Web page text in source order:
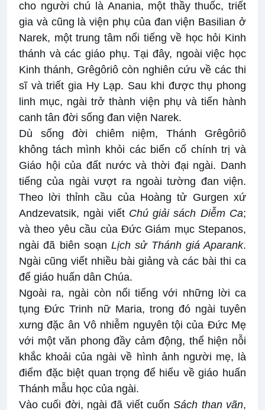
cho người chú là Anania, một thầy thuốc, triết
gia và cũng là viện phụ của đan viện Basilian ở
Narek, một trung tâm nổi tiếng về học hỏi Kinh
thánh và các giáo phụ. Tại đây, ngoài việc học
Kinh thánh, Grêgôriô còn nghiên cứu về các thi
sĩ và triết gia Hy Lạp. Sau khi được thụ phong
linh mục, ngài trở thành viện phụ và tiến hành
canh tân đời sống đan viện Narek.
Dù sống đời chiêm niệm, Thánh Grêgôriô
không tách mình khỏi các biến cố chính trị và
Giáo hội của đất nước và thời đại ngài. Danh
tiếng của ngài vượt ra ngoài tường đan viện.
Theo lời thỉnh cầu của Hoàng tử Gurgen xứ
Andzevatsik, ngài viết Chú giải sách Diễm Ca;
và theo yêu cầu của Đức Giám mục Stepanos,
ngài đã biên soạn Lịch sử Thánh giá Aparank.
Ngài cũng viết nhiều bài giảng và các bài thi ca
để giáo huấn dân Chúa.
Ngoài ra, ngài còn nổi tiếng với những lời ca
tụng Đức Trinh nữ Maria, trong đó ngài tuyên
xưng đặc ân Vô nhiễm nguyên tội của Đức Mẹ
với một văn phong đầy cảm động, thể hiện nỗi
khắc khoải của ngài về hình ảnh người mẹ, là
điểm đặc biệt quan trọng để hiểu về giáo huấn
Thánh mẫu học của ngài.
Vào cuối đời, ngài đã viết cuốnSách than vãn,